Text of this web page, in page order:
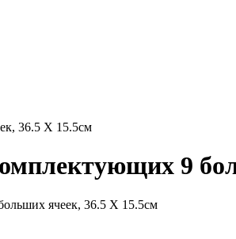
36.5 Х 15.5см
9